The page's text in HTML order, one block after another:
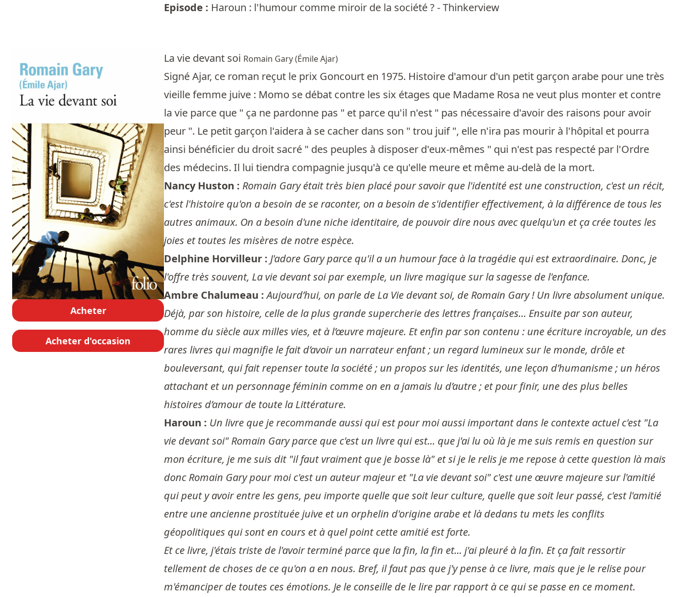
Episode : Haroun : l'humour comme miroir de la société ? - Thinkerview
Acheter
Acheter d'occasion
La vie devant soi Romain Gary (Émile Ajar)
Signé Ajar, ce roman reçut le prix Goncourt en 1975. Histoire d'amour d'un petit garçon arabe pour une très
vieille femme juive : Momo se débat contre les six étages que Madame Rosa ne veut plus monter et contre
la vie parce que " ça ne pardonne pas " et parce qu'il n'est " pas nécessaire d'avoir des raisons pour avoir
peur ". Le petit garçon l'aidera à se cacher dans son " trou juif ", elle n'ira pas mourir à l'hôpital et pourra
ainsi bénéficier du droit sacré " des peuples à disposer d'eux-mêmes " qui n'est pas respecté par l'Ordre
des médecins. Il lui tiendra compagnie jusqu'à ce qu'elle meure et même au-delà de la mort.
Nancy Huston : Romain Gary était très bien placé pour savoir que l'identité est une construction, c'est un récit,
c'est l'histoire qu'on a besoin de se raconter, on a besoin de s'identifier effectivement, à la différence de tous les
autres animaux. On a besoin d'une niche identitaire, de pouvoir dire nous avec quelqu'un et ça crée toutes les
joies et toutes les misères de notre espèce.
Delphine Horvilleur : J'adore Gary parce qu'il a un humour face à la tragédie qui est extraordinaire. Donc, je
l'offre très souvent, La vie devant soi par exemple, un livre magique sur la sagesse de l'enfance.
Ambre Chalumeau :Aujourd’hui, on parle de La Vie devant soi, de Romain Gary ! Un livre absolument unique.
Déjà, par son histoire, celle de la plus grande supercherie des lettres françaises… Ensuite par son auteur,
homme du siècle aux milles vies, et à l’œuvre majeure. Et enfin par son contenu : une écriture incroyable, un des
rares livres qui magnifie le fait d’avoir un narrateur enfant ; un regard lumineux sur le monde, drôle et
bouleversant, qui fait repenser toute la société ; un propos sur les identités, une leçon d’humanisme ; un héros
attachant et un personnage féminin comme on en a jamais lu d’autre ; et pour finir, une des plus belles
histoires d’amour de toute la Littérature.
Haroun : Un livre que je recommande aussi qui est pour moi aussi important dans le contexte actuel c'est "La
vie devant soi" Romain Gary parce que c'est un livre qui est... que j'ai lu où là je me suis remis en question sur
mon écriture, je me suis dit "il faut vraiment que je bosse là" et si je le relis je me repose à cette question là mais
donc Romain Gary pour moi c'est un auteur majeur et "La vie devant soi" c'est une œuvre majeure sur l'amitié
qui peut y avoir entre les gens, peu importe quelle que soit leur culture, quelle que soit leur passé, c'est l'amitié
entre une ancienne prostituée juive et un orphelin d'origine arabe et là dedans tu mets les conflits
géopolitiques qui sont en cours et à quel point cette amitié est forte.
Et ce livre, j'étais triste de l'avoir terminé parce que la fin, la fin et... j'ai pleuré à la fin. Et ça fait ressortir
tellement de choses de ce qu'on a en nous. Bref, il faut pas que j'y pense à ce livre, mais que je le relise pour
m'émanciper de toutes ces émotions. Je le conseille de le lire par rapport à ce qui se passe en ce moment.